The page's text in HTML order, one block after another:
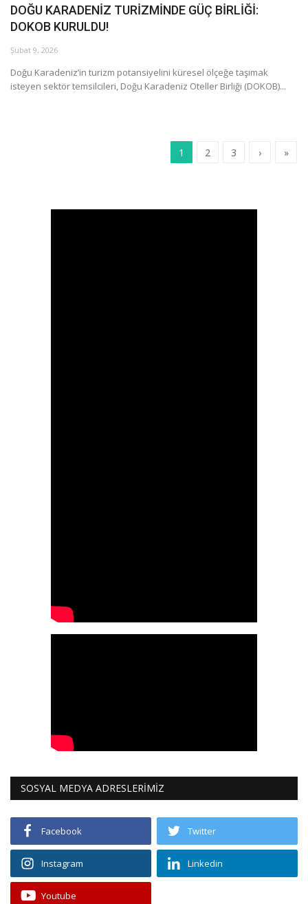
DOĞU KARADENİZ TURİZMİNDE GÜÇ BİRLİĞİ:
DOKOB KURULDU!
Şubat 9, 2026
Doğu Karadeniz’in turizm potansiyelini küresel ölçeğe taşımak
isteyen sektör temsilcileri, Doğu Karadeniz Oteller Birliği (DOKOB)...
1 2 3 › »
SOSYAL MEDYA ADRESLERİMİZ
Facebook Twitter
Instagram Linkedin
Youtube